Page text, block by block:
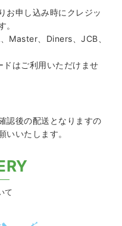
お申し込み時にクレジッ
。
Master、Diners、JCB、
はご利用いただけませ
認後の配送となりますの
いいたします。
て